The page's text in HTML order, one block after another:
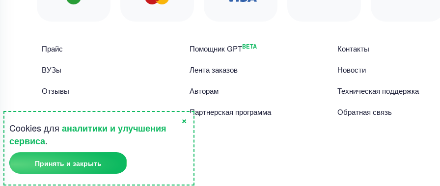
Прайс
ВУЗы
Отзывы
Библиотека работ
Правила использования сайта
Полезное
Помощник GPTBETA
Лента заказов
Авторам
Партнерская программа
Контакты
Новости
Техническая поддержка
Обратная связь
Cookies для аналитики и улучшения
сервиса.
×
Принять и закрыть